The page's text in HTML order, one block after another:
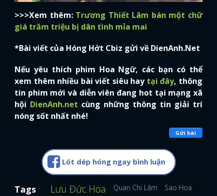
>>>Xem thêm:Trương Thiết Lâm bán một chữ
giá trăm triệu bị dân tình mỉa mai
*Bài viết của Hóng Hớt Cbiz gửi về DienAnh.Net
Nếu yêu thích phim Hoa Ngữ, các bạn có thể
xem thêm nhiều bài viết siêu hay tại đây, thông
tin phim mới và diễn viên đang hot tại mạng xã
hội DienAnh.net cùng những thông tin giải trí
nóng sốt nhất nhé!
Gửi bài
Lót dép hóng ngay bình luận
Tags Lưu Đức Hoa Quan Chi Lâm Sao Hoa Ngữ